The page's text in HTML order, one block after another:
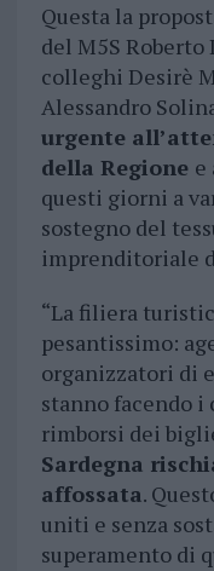
Questa la
del M5S
colleghi Desirè
Alessandro
urgente
della Regione e
questi giorni a
sostegno del
imprenditoriale
“La filiera
pesantissimo:
organizzatori di
stanno facendo
rimborsi dei
Sardegna
affossata.
uniti e senza
superamento di